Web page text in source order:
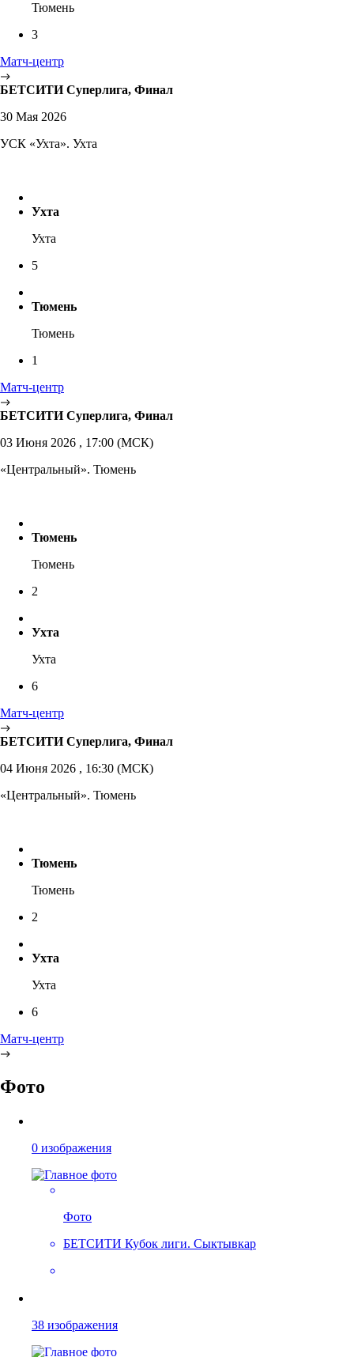
Тюмень
3
Матч-центр
БЕТСИТИ Суперлига, Финал
30 Мая 2026
УСК «Ухта». Ухта
Ухта
Ухта
5
Тюмень
Тюмень
1
Матч-центр
БЕТСИТИ Суперлига, Финал
03 Июня 2026 , 17:00 (МСК)
«Центральный». Тюмень
Тюмень
Тюмень
2
Ухта
Ухта
6
Матч-центр
БЕТСИТИ Суперлига, Финал
04 Июня 2026 , 16:30 (МСК)
«Центральный». Тюмень
Тюмень
Тюмень
2
Ухта
Ухта
6
Матч-центр
Фото
0 изображения
Фото
БЕТСИТИ Кубок лиги. Сыктывкар
38 изображения